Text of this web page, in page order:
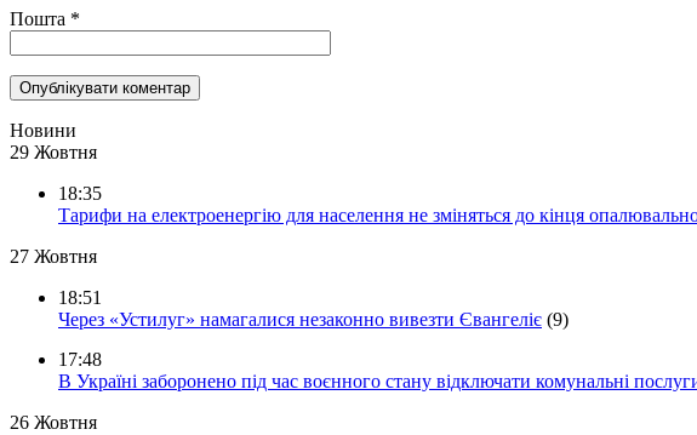
Пошта *
Новини
29 Жовтня
18:35
Тарифи на електроенергію для населення не зміняться до кінця
27 Жовтня
18:51
Через «Устилуг» намагалися незаконно вивезти Євангеліє (9)
17:48
В Україні заборонено під час воєнного стану відключати комунальні
26 Жовтня